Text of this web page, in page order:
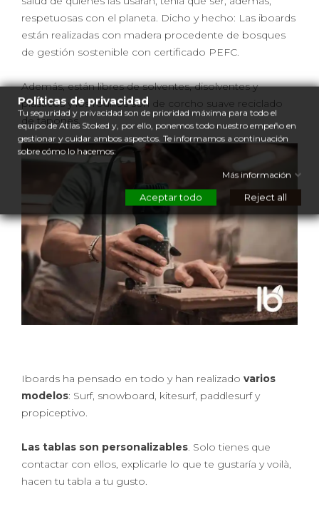
respetuosas con el planeta. Dicho y hecho: Las iboards
están realizadas con madera procedente de bosques
de gestión sostenible con certificado PEFC.
Además, están libres de solventes, disolventes y
plásticos y los rodillos son de corcho suave reciclado
de tapones.
Iboards ha pensado en todo y han realizado varios
modelos: Surf, snowboard, kitesurf, paddlesurf y
propiceptivo.
Las tablas son personalizables. Solo tienes que
contactar con ellos, explicarle lo que te gustaría y voilà,
hacen tu tabla a tu gusto.
Políticas de privacidad
Tu seguridad y privacidad son de prioridad máxima para todo el
equipo de Atlas Stoked y, por ello, ponemos todo nuestro empeño en
gestionar y cuidar ambos aspectos. Te informamos a continuación
sobre cómo lo hacemos:
Más información
Aceptar todo Reject all